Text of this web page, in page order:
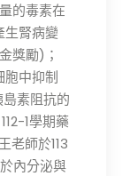
的毒素在
生腎病變
獎勵)；
中抑制
素阻抗的
1學期藥
老師於113
內分泌與